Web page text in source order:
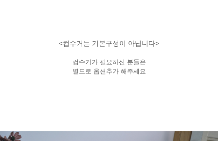
<컵수거는 기본구성이 아닙니다>
컵수거가 필요하신 분들은
별도로 옵션추가 해주세요